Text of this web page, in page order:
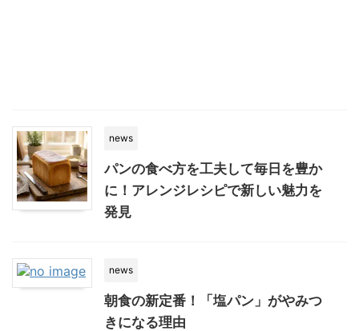
news
パンの食べ方を工夫して毎日を豊か
に！アレンジレシピで新しい魅力を
発見
news
朝食の新定番！「塩パン」がやみつ
きになる理由